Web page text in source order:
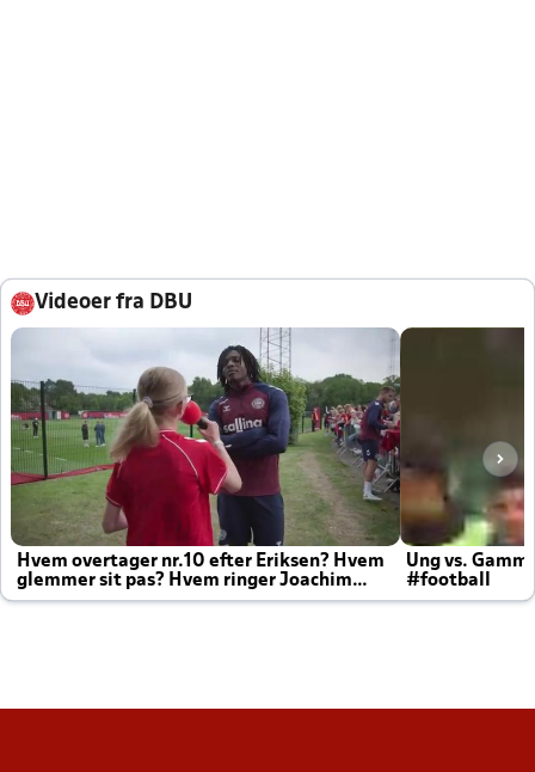
Videoer fra DBU
Hvem overtager nr.10 efter Eriksen? Hvem
glemmer sit pas? Hvem ringer Joachim
altid til efter kampe?
Ung vs.
#football